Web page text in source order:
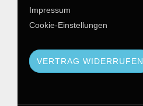
Impressum
Cookie-Einstellungen
VERTRAG WIDERRUFEN